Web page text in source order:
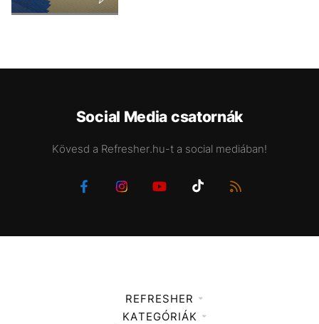
Social Media csatornák
Kövesd a Refresher.hu-t a social mediában!
REFRESHER
Médiaajánlat
KATEGÓRIÁK